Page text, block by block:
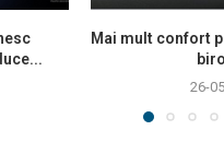
Mai mult confort
26-